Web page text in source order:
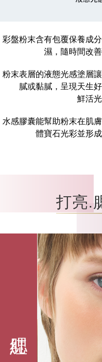
彩盤粉末含有包覆保養成
濕，隨時間改善
粉末表層的液態光感塗層
膩或黏膩，呈現天生
鮮活光
水感膠囊能幫助粉末在肌
體寶石光彩並形
打亮.